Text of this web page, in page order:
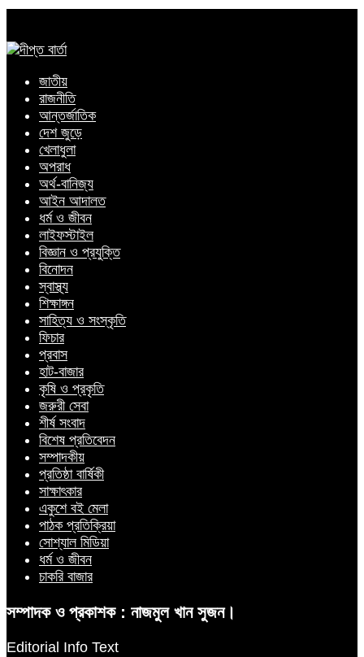
জাতীয়
রাজনীতি
আন্তর্জাতিক
দেশ জুড়ে
খেলাধুলা
অপরাধ
অর্থ-বানিজ্য
আইন আদালত
ধর্ম ও জীবন
লাইফস্টাইল
বিজ্ঞান ও প্রযুক্তি
বিনোদন
স্বাস্থ্য
শিক্ষাঙ্গন
সাহিত্য ও সংস্কৃতি
ফিচার
প্রবাস
হাট-বাজার
কৃষি ও প্রকৃতি
জরুরী সেবা
শীর্ষ সংবাদ
বিশেষ প্রতিবেদন
সম্পাদকীয়
প্রতিষ্ঠা বার্ষিকী
সাক্ষাৎকার
একুশে বই মেলা
পাঠক প্রতিক্রিয়া
সোশ্যাল মিডিয়া
ধর্ম ও জীবন
চাকরি বাজার
সম্পাদক ও প্রকাশক : নাজমুল খান সুজন।
Editorial Info Text